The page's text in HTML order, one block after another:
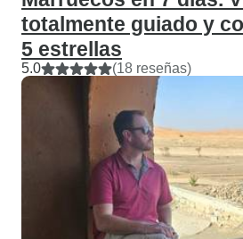
totalmente guiado y
5 estrellas
5.0 (18 reseñas)